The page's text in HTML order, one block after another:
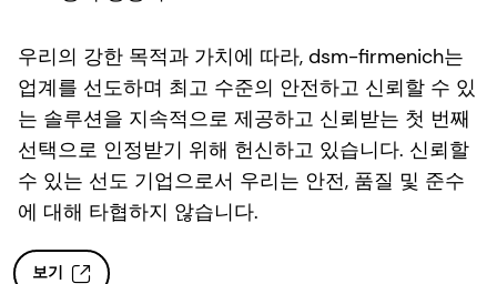
우리의 강한 목적과 가치에 따라, dsm-firmenich는
업계를 선도하며 최고 수준의 안전하고 신뢰할 수 있
는 솔루션을 지속적으로 제공하고 신뢰받는 첫 번째
선택으로 인정받기 위해 헌신하고 있습니다. 신뢰할
수 있는 선도 기업으로서 우리는 안전, 품질 및 준수
에 대해 타협하지 않습니다.
보기